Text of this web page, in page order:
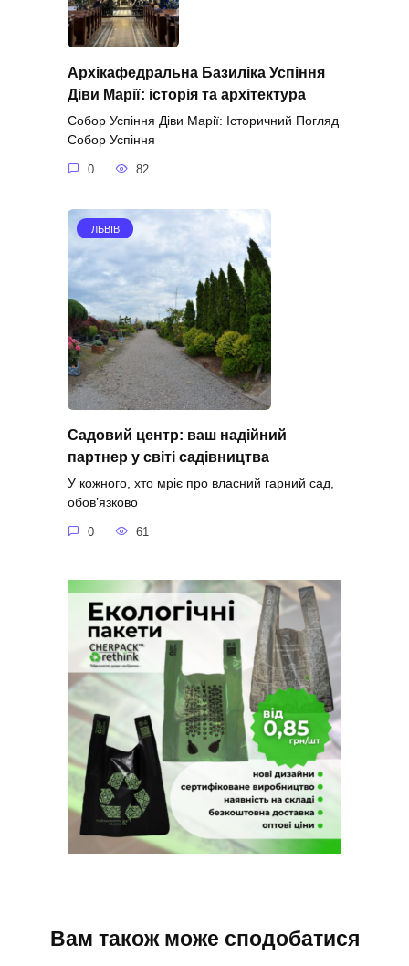
Архікафедральна Базиліка Успіння
Діви Марії: історія та архітектура
Собор Успіння Діви Марії: Історичний Погляд
Собор Успіння
0 82
ЛЬВІВ
Садовий центр: ваш надійний
партнер у світі садівництва
У кожного, хто мріє про власний гарний сад,
обов’язково
0 61
Вам також може сподобатися